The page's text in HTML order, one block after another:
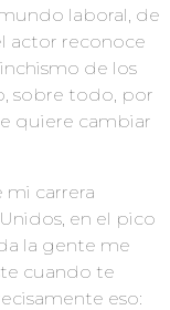
laboral, de
actor reconoce
de los
sobre todo, por
quiere cambiar
mi carrera
en el pico
la gente me
cuando te
eso: